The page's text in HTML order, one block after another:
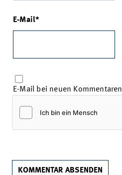
E-Mail
E-Mail bei neuen Kommentaren
KOMMENTAR ABSENDEN